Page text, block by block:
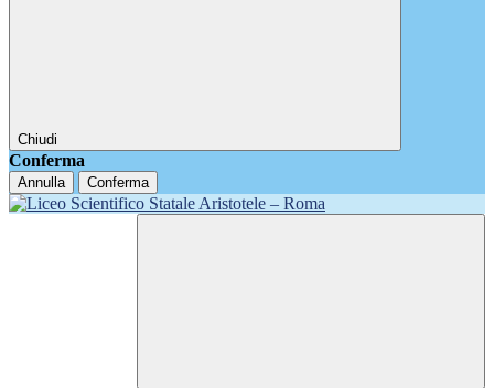
Chiudi
Conferma
Annulla Conferma